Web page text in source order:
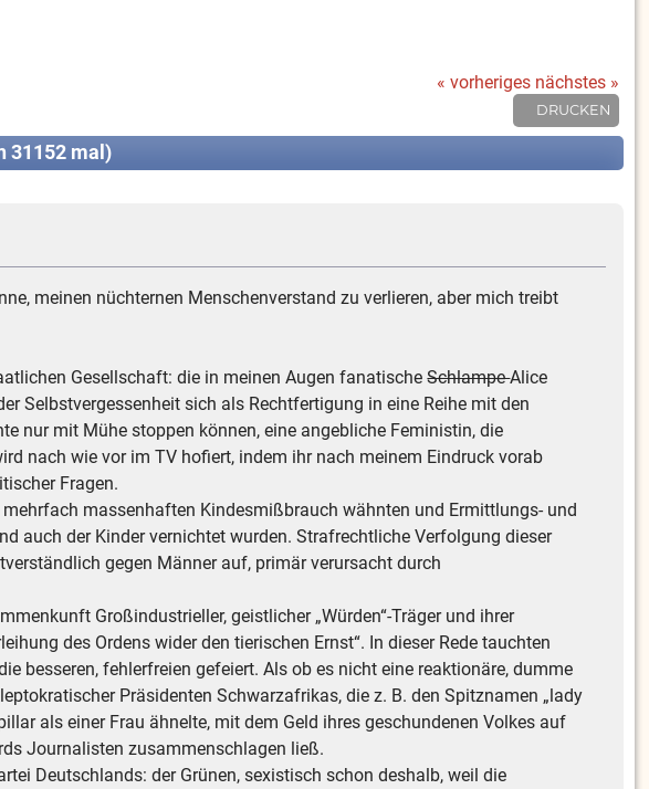
« vorheriges nächstes »
DRUCKEN
31152 mal)
meinen nüchternen Menschenverstand zu verlieren, aber mich treibt
Gesellschaft: die in meinen Augen fanatischeSchlampeAlice
Selbstvergessenheit sich als Rechtfertigung in eine Reihe mit den
nur mit Mühe stoppen können, eine angebliche Feministin, die
nach wie vor im TV hofiert, indem ihr nach meinem Eindruck vorab
Fragen.
massenhaften Kindesmißbrauch wähnten und Ermittlungs- und
auch der Kinder vernichtet wurden. Strafrechtliche Verfolgung dieser
gegen Männer auf, primär verursacht durch
Großindustrieller, geistlicher „Würden“-Träger und ihrer
des Ordens wider den tierischen Ernst“. In dieser Rede tauchten
besseren, fehlerfreien gefeiert. Als ob es nicht eine reaktionäre, dumme
Präsidenten Schwarzafrikas, die z. B. den Spitznamen „lady
als einer Frau ähnelte, mit dem Geld ihres geschundenen Volkes auf
Journalisten zusammenschlagen ließ.
Deutschlands: der Grünen, sexistisch schon deshalb, weil die